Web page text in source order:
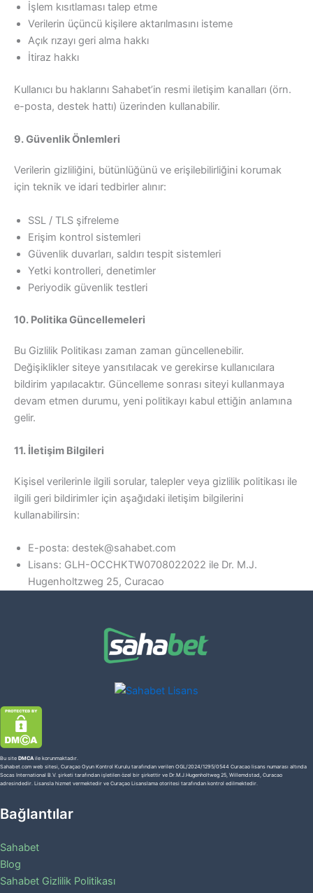
İşlem kısıtlaması talep etme
Verilerin üçüncü kişilere aktarılmasını isteme
Açık rızayı geri alma hakkı
İtiraz hakkı
Kullanıcı bu haklarını Sahabet’in resmi iletişim kanalları (örn.
e-posta, destek hattı) üzerinden kullanabilir.
9. Güvenlik Önlemleri
Verilerin gizliliğini, bütünlüğünü ve erişilebilirliğini korumak
için teknik ve idari tedbirler alınır:
SSL / TLS şifreleme
Erişim kontrol sistemleri
Güvenlik duvarları, saldırı tespit sistemleri
Yetki kontrolleri, denetimler
Periyodik güvenlik testleri
10. Politika Güncellemeleri
Bu Gizlilik Politikası zaman zaman güncellenebilir.
Değişiklikler siteye yansıtılacak ve gerekirse kullanıcılara
bildirim yapılacaktır. Güncelleme sonrası siteyi kullanmaya
devam etmen durumu, yeni politikayı kabul ettiğin anlamına
gelir.
11. İletişim Bilgileri
Kişisel verilerinle ilgili sorular, talepler veya gizlilik politikası ile
ilgili geri bildirimler için aşağıdaki iletişim bilgilerini
kullanabilirsin:
E-posta: destek@sahabet.com
Lisans: GLH-OCCHKTW0708022022 ile Dr. M.J.
Hugenholtzweg 25, Curacao
Bu site DMCA ile korunmaktadır.
Sahabet.com web sitesi, Curaçao Oyun Kontrol Kurulu tarafından verilen OGL/2024/1295/0544 Curacao lisans numarası altında
Socas International B.V. şirketi tarafından işletilen özel bir şirkettir ve Dr.M.J.Hugenholtweg 25, Willemdstad, Curacao
adresindedir. Lisansla hizmet vermektedir ve Curaçao Lisanslama otoritesi tarafından kontrol edilmektedir.
Bağlantılar
Sahabet
Blog
Sahabet Gizlilik Politikası